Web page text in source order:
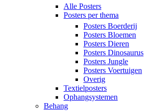
Alle Posters
Posters per thema
Posters Boerderij
Posters Bloemen
Posters Dieren
Posters Dinosaurus
Posters Jungle
Posters Voertuigen
Overig
Textielposters
Ophangsystemen
Behang